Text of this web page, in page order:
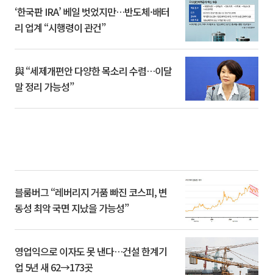
‘한국판 IRA’ 베일 벗었지만…반도체·배터
리 업계 “시행령이 관건”
與 “세제개편안 다양한 목소리 수렴…이달
말 정리 가능성”
블룸버그 “레버리지 거품 빠진 코스피, 변
동성 최악 국면 지났을 가능성”
영업익으로 이자도 못 낸다…건설 한계기
업 5년 새 62→173곳